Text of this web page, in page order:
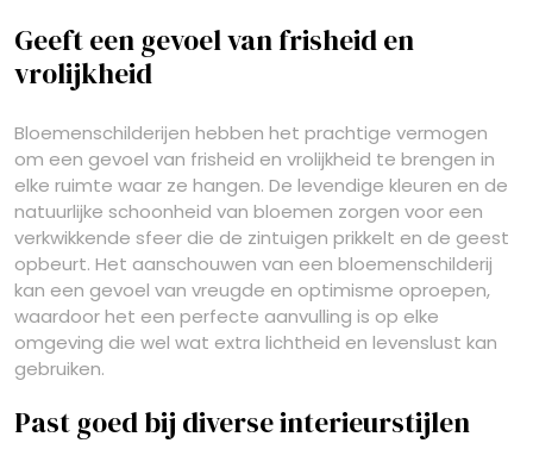
Geeft een gevoel van frisheid en
vrolijkheid
Bloemenschilderijen hebben het prachtige vermogen
om een gevoel van frisheid en vrolijkheid te brengen in
elke ruimte waar ze hangen. De levendige kleuren en de
natuurlijke schoonheid van bloemen zorgen voor een
verkwikkende sfeer die de zintuigen prikkelt en de geest
opbeurt. Het aanschouwen van een bloemenschilderij
kan een gevoel van vreugde en optimisme oproepen,
waardoor het een perfecte aanvulling is op elke
omgeving die wel wat extra lichtheid en levenslust kan
gebruiken.
Past goed bij diverse interieurstijlen